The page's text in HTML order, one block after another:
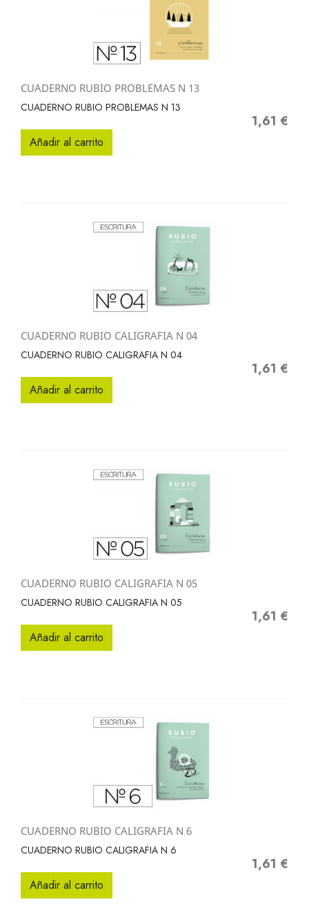
CUADERNO RUBIO PROBLEMAS N 13
CUADERNO RUBIO PROBLEMAS N 13
Precio
1,61 €
Añadir al carrito
CUADERNO RUBIO CALIGRAFIA N 04
CUADERNO RUBIO CALIGRAFIA N 04
Precio
1,61 €
Añadir al carrito
CUADERNO RUBIO CALIGRAFIA N 05
CUADERNO RUBIO CALIGRAFIA N 05
Precio
1,61 €
Añadir al carrito
CUADERNO RUBIO CALIGRAFIA N 6
CUADERNO RUBIO CALIGRAFIA N 6
Precio
1,61 €
Añadir al carrito